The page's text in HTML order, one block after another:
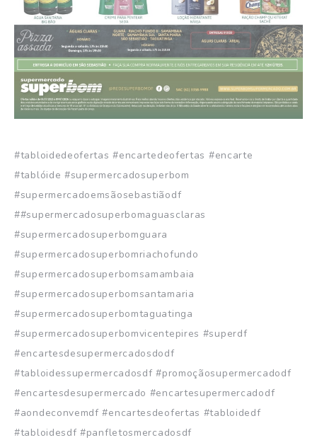
#tabloidedeofertas #encartedeofertas #encarte
#tablóide #supermercadosuperbom
#supermercadoemsãosebastiãodf
##supermercadosuperbomaguasclaras
#supermercadosuperbomguara
#supermercadosuperbomriachofundo
#supermercadosuperbomsamambaia
#supermercadosuperbomsantamaria
#supermercadosuperbomtaguatinga
#supermercadosuperbomvicentepires #superdf
#encartesdesupermercadosdodf
#tabloidessupermercadosdf #promoçãosupermercadodf
#encartesdesupermercado #encartesupermercadodf
#aondeconvemdf #encartesdeofertas #tabloidedf
#tabloidesdf #panfletosmercadosdf